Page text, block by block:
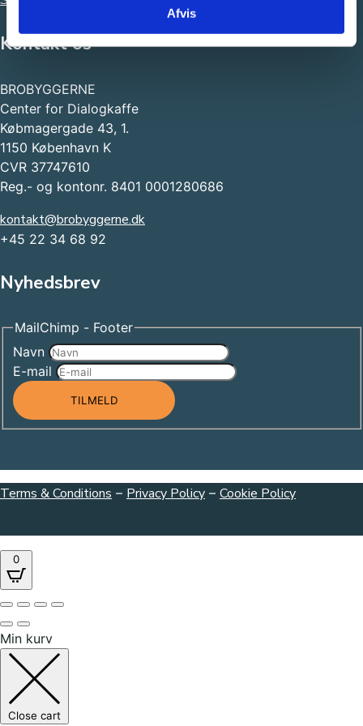
Afvis
Kontakt os
BROBYGGERNE
Center for Dialogkaffe
Købmagergade 43, 1.
1150 København K
CVR 37747610
Reg.- og kontonr. 8401 0001280686
kontakt@brobyggerne.dk
+45 22 34 68 92
Nyhedsbrev
MailChimp - Footer
Navn
E-mail
TILMELD
Terms & Conditions – Privacy Policy – Cookie Policy
0
Min kurv
Close cart